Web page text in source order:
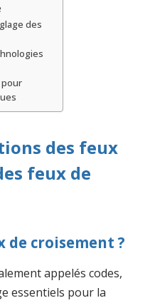
des
pour
des feux
feux de
de croisement ?
appelés codes,
essentiels pour la